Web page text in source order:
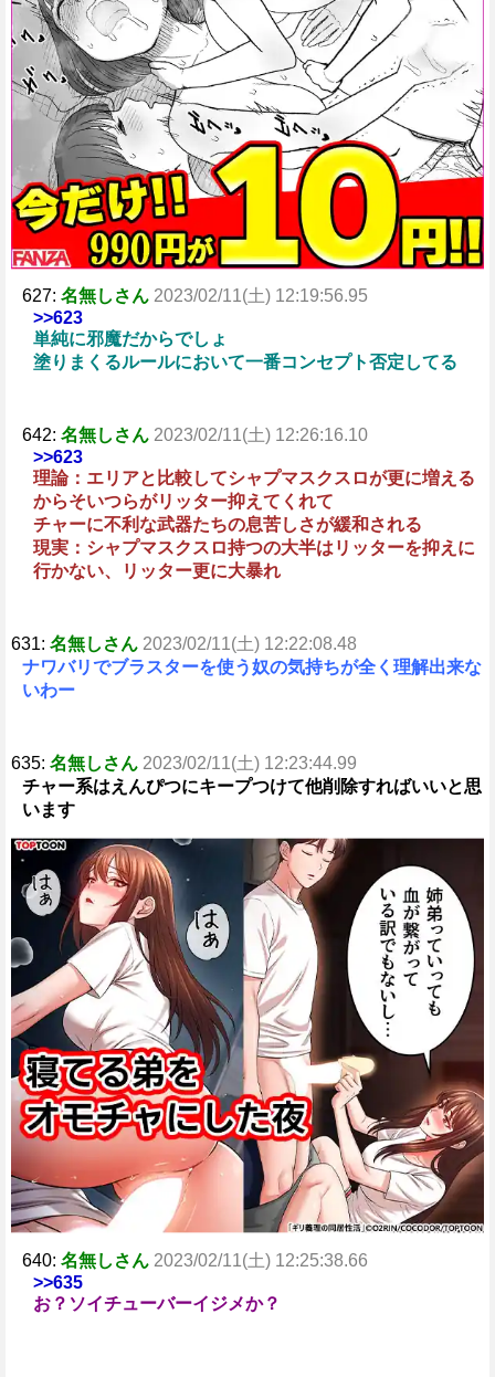
627: 名無しさん 2023/02/11(土) 12:19:56.95
>>623
単純に邪魔だからでしょ
塗りまくるルールにおいて一番コンセプト否定してる
642: 名無しさん 2023/02/11(土) 12:26:16.10
>>623
理論：エリアと比較してシャプマスクスロが更に増える
からそいつらがリッター抑えてくれて
チャーに不利な武器たちの息苦しさが緩和される
現実：シャプマスクスロ持つの大半はリッターを抑えに
行かない、リッター更に大暴れ
631: 名無しさん 2023/02/11(土) 12:22:08.48
ナワバリでブラスターを使う奴の気持ちが全く理解出来な
いわー
635: 名無しさん 2023/02/11(土) 12:23:44.99
チャー系はえんぴつにキープつけて他削除すればいいと思
います
640: 名無しさん 2023/02/11(土) 12:25:38.66
>>635
お？ソイチューバーイジメか？